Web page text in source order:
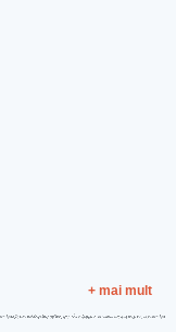
+ mai mult